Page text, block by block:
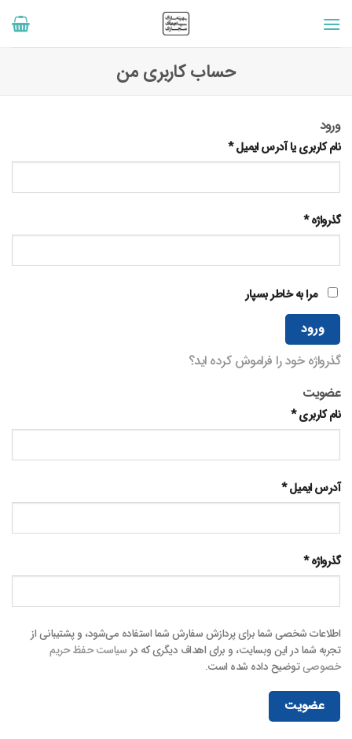
محتوا
حساب کاربری من
ورود
نام کاربری یا آدرس ایمیل*
گذرواژه*
مرا به خاطر بسپار
ورود
گذرواژه خود را فراموش کرده اید؟
عضویت
نام کاربری*
آدرس ایمیل*
گذرواژه*
اطلاعات شخصی شما برای پردازش سفارش شما استفاده می‌شود، و پشتیبانی از
تجربه شما در این وبسایت، و برای اهداف دیگری که در سیاست حفظ حریم
خصوصیتوضیح داده شده است.
عضویت